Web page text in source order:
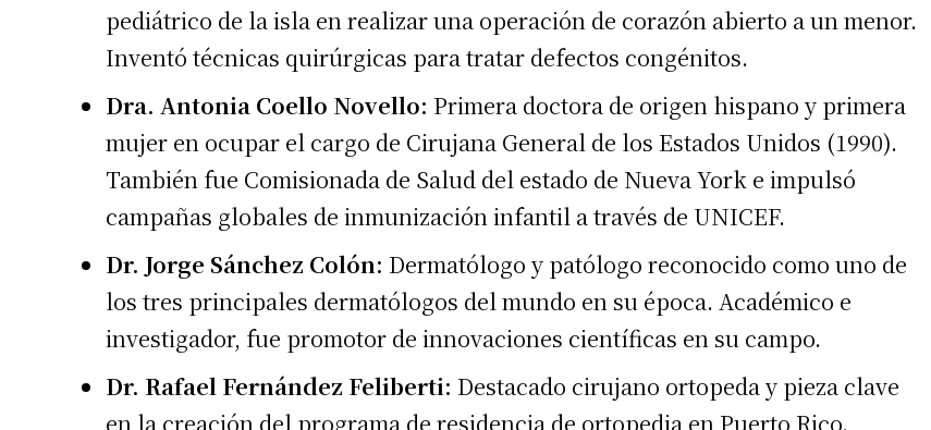
pediátrico de la isla en realizar una operación de corazón abierto a un menor.
Inventó técnicas quirúrgicas para tratar defectos congénitos.
Dra. Antonia Coello Novello: Primera doctora de origen hispano y primera
mujer en ocupar el cargo de Cirujana General de los Estados Unidos (1990).
También fue Comisionada de Salud del estado de Nueva York e impulsó
campañas globales de inmunización infantil a través de UNICEF.
Dr. Jorge Sánchez Colón: Dermatólogo y patólogo reconocido como uno de
los tres principales dermatólogos del mundo en su época. Académico e
investigador, fue promotor de innovaciones científicas en su campo.
Dr. Rafael Fernández Feliberti: Destacado cirujano ortopeda y pieza clave
en la creación del programa de residencia de ortopedia en Puerto Rico.